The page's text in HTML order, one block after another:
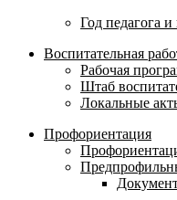
Год педагога и
Воспитательная
Рабочая
Штаб
Локальные
Профориентация